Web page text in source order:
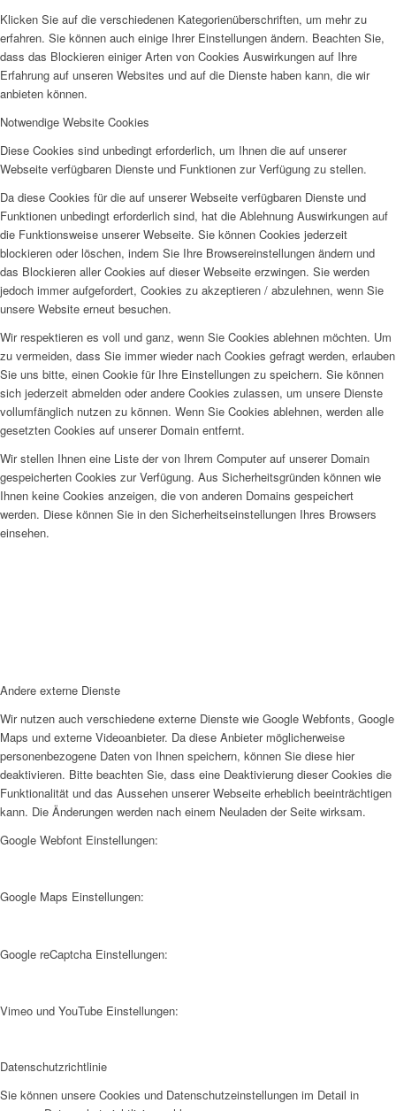
Klicken Sie auf die verschiedenen Kategorienüberschriften, um mehr zu
erfahren. Sie können auch einige Ihrer Einstellungen ändern. Beachten Sie,
dass das Blockieren einiger Arten von Cookies Auswirkungen auf Ihre
Erfahrung auf unseren Websites und auf die Dienste haben kann, die wir
anbieten können.
Notwendige Website Cookies
Diese Cookies sind unbedingt erforderlich, um Ihnen die auf unserer
Webseite verfügbaren Dienste und Funktionen zur Verfügung zu stellen.
Da diese Cookies für die auf unserer Webseite verfügbaren Dienste und
Funktionen unbedingt erforderlich sind, hat die Ablehnung Auswirkungen auf
die Funktionsweise unserer Webseite. Sie können Cookies jederzeit
blockieren oder löschen, indem Sie Ihre Browsereinstellungen ändern und
das Blockieren aller Cookies auf dieser Webseite erzwingen. Sie werden
jedoch immer aufgefordert, Cookies zu akzeptieren / abzulehnen, wenn Sie
unsere Website erneut besuchen.
Wir respektieren es voll und ganz, wenn Sie Cookies ablehnen möchten. Um
zu vermeiden, dass Sie immer wieder nach Cookies gefragt werden, erlauben
Sie uns bitte, einen Cookie für Ihre Einstellungen zu speichern. Sie können
sich jederzeit abmelden oder andere Cookies zulassen, um unsere Dienste
vollumfänglich nutzen zu können. Wenn Sie Cookies ablehnen, werden alle
gesetzten Cookies auf unserer Domain entfernt.
Wir stellen Ihnen eine Liste der von Ihrem Computer auf unserer Domain
gespeicherten Cookies zur Verfügung. Aus Sicherheitsgründen können wie
Ihnen keine Cookies anzeigen, die von anderen Domains gespeichert
werden. Diese können Sie in den Sicherheitseinstellungen Ihres Browsers
einsehen.
Andere externe Dienste
Wir nutzen auch verschiedene externe Dienste wie Google Webfonts, Google
Maps und externe Videoanbieter. Da diese Anbieter möglicherweise
personenbezogene Daten von Ihnen speichern, können Sie diese hier
deaktivieren. Bitte beachten Sie, dass eine Deaktivierung dieser Cookies die
Funktionalität und das Aussehen unserer Webseite erheblich beeinträchtigen
kann. Die Änderungen werden nach einem Neuladen der Seite wirksam.
Google Webfont Einstellungen:
Google Maps Einstellungen:
Google reCaptcha Einstellungen:
Vimeo und YouTube Einstellungen:
Datenschutzrichtlinie
Sie können unsere Cookies und Datenschutzeinstellungen im Detail in